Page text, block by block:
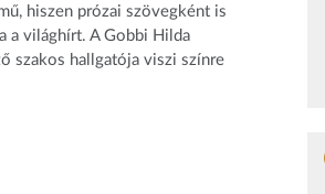
hiszen prózai szövegként is
a világhírt. A Gobbi Hilda
szakos hallgatója viszi színre